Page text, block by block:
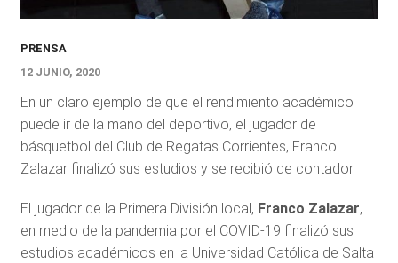
PRENSA
12 JUNIO, 2020
En un claro ejemplo de que el rendimiento académico
puede ir de la mano del deportivo, el jugador de
básquetbol del Club de Regatas Corrientes, Franco
Zalazar finalizó sus estudios y se recibió de contador.
El jugador de la Primera División local, Franco Zalazar,
en medio de la pandemia por el COVID-19 finalizó sus
estudios académicos en la Universidad Católica de Salta